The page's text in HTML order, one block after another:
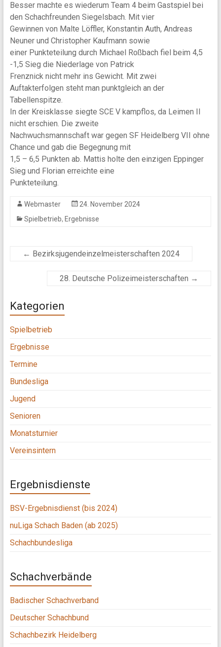
Besser machte es wiederum Team 4 beim Gastspiel bei
den Schachfreunden Siegelsbach. Mit vier
Gewinnen von Malte Löffler, Konstantin Auth, Andreas
Neuner und Christopher Kaufmann sowie
einer Punkteteilung durch Michael Roßbach fiel beim 4,5
-1,5 Sieg die Niederlage von Patrick
Frenznick nicht mehr ins Gewicht. Mit zwei
Auftakterfolgen steht man punktgleich an der
Tabellenspitze.
In der Kreisklasse siegte SCE V kampflos, da Leimen II
nicht erschien. Die zweite
Nachwuchsmannschaft war gegen SF Heidelberg VII ohne
Chance und gab die Begegnung mit
1,5 – 6,5 Punkten ab. Mattis holte den einzigen Eppinger
Sieg und Florian erreichte eine
Punkteteilung.
Webmaster
24. November 2024
Spielbetrieb, Ergebnisse
← Bezirksjugendeinzelmeisterschaften 2024
28. Deutsche Polizeimeisterschaften →
Kategorien
Spielbetrieb
Ergebnisse
Termine
Bundesliga
Jugend
Senioren
Monatsturnier
Vereinsintern
Ergebnisdienste
BSV-Ergebnisdienst (bis 2024)
nuLiga Schach Baden (ab 2025)
Schachbundesliga
Schachverbände
Badischer Schachverband
Deutscher Schachbund
Schachbezirk Heidelberg